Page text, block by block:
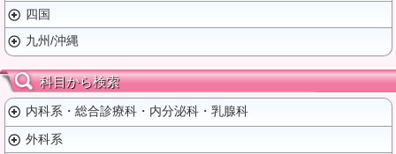
四国
九州/沖縄
科目から検索
内科系・総合診療科・内分泌科・乳腺科
外科系